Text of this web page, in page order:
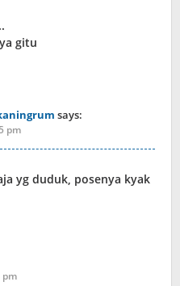
gitu
says:
pm
yg duduk, posenya kyak
pm